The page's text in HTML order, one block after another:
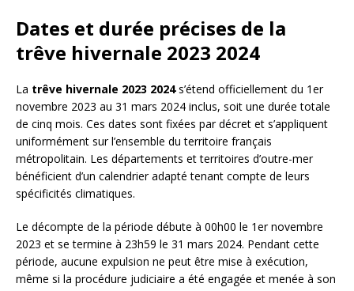
Dates et durée précises de la
trêve hivernale 2023 2024
La trêve hivernale 2023 2024s’étend officiellement du 1er
novembre 2023 au 31 mars 2024 inclus, soit une durée totale
de cinq mois. Ces dates sont fixées par décret et s’appliquent
uniformément sur l’ensemble du territoire français
métropolitain. Les départements et territoires d’outre-mer
bénéficient d’un calendrier adapté tenant compte de leurs
spécificités climatiques.
Le décompte de la période débute à 00h00 le 1er novembre
2023 et se termine à 23h59 le 31 mars 2024. Pendant cette
période, aucune expulsion ne peut être mise à exécution,
même si la procédure judiciaire a été engagée et menée à son